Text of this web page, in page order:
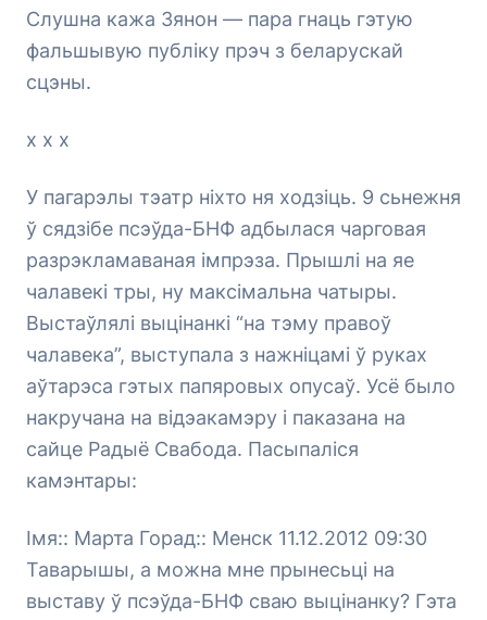
Слушна кажа Зянон — пара гнаць гэтую
фальшывую публіку прэч з беларускай
сцэны.
х х х
У пагарэлы тэатр ніхто ня ходзіць. 9 сьнежня
ў сядзібе псэўда-БНФ адбылася чарговая
разрэкламаваная імпрэза. Прышлі на яе
чалавекі тры, ну максімальна чатыры.
Выстаўлялі выцінанкі “на тэму правоў
чалавека”, выступала з нажніцамі ў руках
аўтарэса гэтых папяровых опусаў. Усё было
накручана на відэакамэру і паказана на
сайце Радыё Свабода. Пасыпаліся
камэнтары:
Імя:: Марта Горад:: Менск 11.12.2012 09:30
Таварышы, а можна мне прынесьці на
выставу ў псэўда-БНФ сваю выцінанку? Гэта